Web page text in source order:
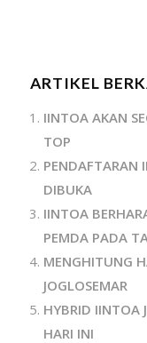
ARTIKEL
IINTOA AKAN
TOP
PENDAFTARAN
DIBUKA
IINTOA
PEMDA PADA
MENGHITUNG
JOGLOSEMAR
HYBRID IINTOA
HARI INI